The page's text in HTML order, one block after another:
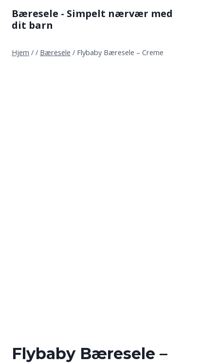
indhold
Bæresele - Simpelt nærvær med
dit barn
Hjem / / Bæresele / Flybaby Bæresele – Creme
Flybaby Bæresele –